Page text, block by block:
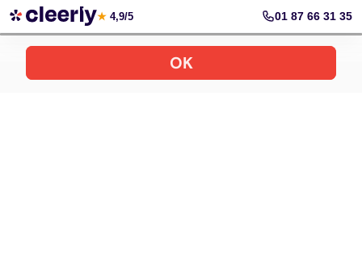
Votre simulation gratuite et personnalisée
★ 4,9/5 01 87 66 31 35